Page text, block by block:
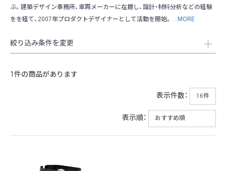
ぶ。建築デザイン事務所、車両メーカーに在籍し、設計・材料分析などの経験
をを経て、2007年プロダクトデザイナーとして活動を開始。
...MORE
絞り込み条件を変更
1件の商品があります
表示件数：
表示順：